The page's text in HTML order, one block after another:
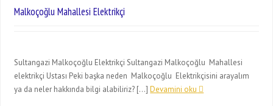
Malkoçoğlu Mahallesi Elektrikçi
Sultangazi Malkoçoğlu Elektrikçi Sultangazi Malkoçoğlu Mahallesi
elektrikçi Ustası Peki başka neden Malkoçoğlu Elektrikçisini arayalım
ya da neler hakkında bilgi alabiliriz? […]Devamini oku